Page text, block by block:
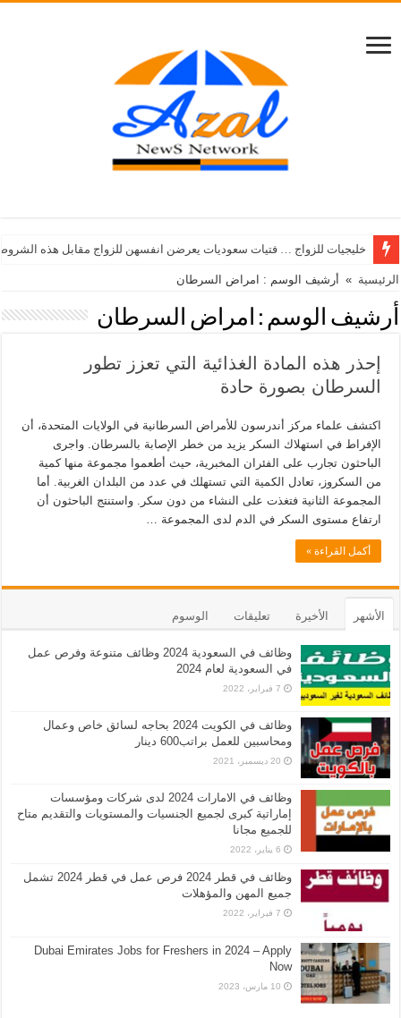
خليجيات للزواج … فتيات سعوديات يعرضن انفسهن للزواج مقابل هذه
الرئيسية » أرشيف الوسم : امراض السرطان
أرشيف الوسم : امراض السرطان
إحذر هذه المادة الغذائية التي تعزز تطور
السرطان بصورة حادة
اكتشف علماء مركز أندرسون للأمراض السرطانية في الولايات المتحدة، أن
الإفراط في استهلاك السكر يزيد من خطر الإصابة بالسرطان. واجرى
الباحثون تجارب على الفئران المخبرية، حيث أطعموا مجموعة منها كمية
من السكروز، تعادل الكمية التي تستهلك في عدد من البلدان الغربية. أما
المجموعة الثانية فتغذت على النشاء من دون سكر. واستنتج الباحثون أن
ارتفاع مستوى السكر في الدم لدى المجموعة …
أكمل القراءة »
الأشهر الأخيرة تعليقات الوسوم
وظائف في السعودية 2024 وظائف متنوعة وفرص عمل
في السعودية لعام 2024
7 فبراير، 2022
وظائف في الكويت 2024 بحاجه لسائق خاص وعمال
ومحاسبين للعمل براتب600 دينار
20 ديسمبر، 2021
وظائف في الامارات 2024 لدى شركات ومؤسسات
إماراتية كبرى لجميع الجنسيات والمستويات والتقديم متاح
للجميع مجانا
6 يناير، 2022
وظائف في قطر 2024 فرص عمل في قطر 2024 تشمل
جميع المهن والمؤهلات
7 فبراير، 2022
Dubai Emirates Jobs for Freshers in 2024 – Apply
Now
10 مارس، 2023